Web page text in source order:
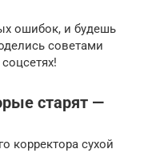
ошибок, и будешь
советами
старят —
корректора сухой